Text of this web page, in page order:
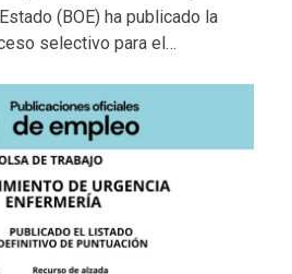
(BOE) ha publicado la
selectivo para el…